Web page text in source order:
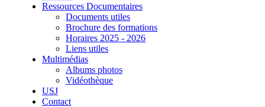
Ressources Documentaires
Documents utiles
Brochure des formations
Horaires 2025 - 2026
Liens utiles
Multimédias
Albums photos
Vidéothèque
USJ
Contact